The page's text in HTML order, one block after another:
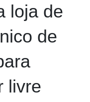
loja de
de
livre